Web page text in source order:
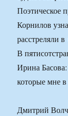
Поэтическое
Корнилов
расстреляли
В
Ирина
которые мне в
Дмитрий